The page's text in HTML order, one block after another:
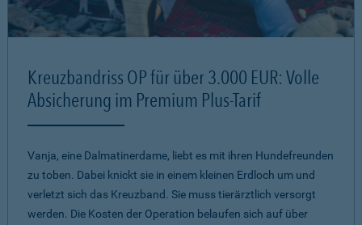
Kreuzbandriss OP für über 3.000 EUR: Volle
Absicherung im Premium Plus-Tarif
Vanja, eine Dalmatinerdame, liebt es mit ihren Hundefreunden
zu toben. Dabei knickt sie in einem kleinen Erdloch um und
verletzt sich das Kreuzband. Sie muss tierärztlich versorgt
werden. Die Kosten der Operation belaufen sich auf über